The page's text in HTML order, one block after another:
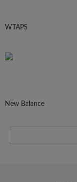
WTAPS
New Balance